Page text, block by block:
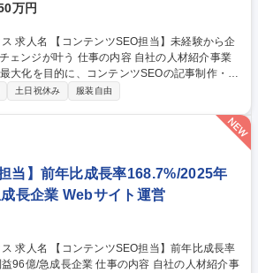
万円
から企
内容 自社の人材紹介事業
大化を目的に、コンテンツSEOの記事制作・既
します。ご入社後まずは新規記事の作成、既存
あります。■記事群・トピッククラスター単位
とするテクニカル改善■AIO・LLMO対策■生成AI
築■Web広告・スカウトなど既存媒体の集客■新
全般 募集職種 【コンテンツSEO
ーケへのキャリアチェンジが叶う
土日祝休み 服装自由
当】前年比成長率168.7%/2025年
長企業 Webサイト運営
成長率
仕事の内容 自社の人材紹介事